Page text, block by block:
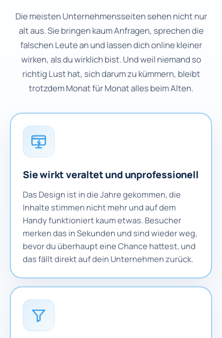
Die meisten Unternehmensseiten sehen nicht nur
alt aus. Sie bringen kaum Anfragen, sprechen die
falschen Leute an und lassen dich online kleiner
wirken, als du wirklich bist. Und weil niemand so
richtig Lust hat, sich darum zu kümmern, bleibt
trotzdem Monat für Monat alles beim Alten.
Sie wirkt veraltet und unprofessionell
Das Design ist in die Jahre gekommen, die
Inhalte stimmen nicht mehr und auf dem
Handy funktioniert kaum etwas. Besucher
merken das in Sekunden und sind wieder weg,
bevor du überhaupt eine Chance hattest, und
das fällt direkt auf dein Unternehmen zurück.